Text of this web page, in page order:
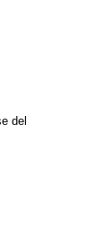
del